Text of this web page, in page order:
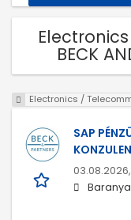
BECK
Electronics /
SAP
03.08.2026,
Baranya